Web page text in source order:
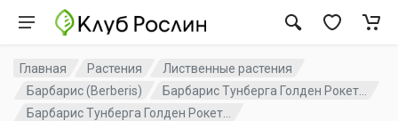
Главная Растения
Лиственные растения
Барбарис (Berberis)
Барбарис Тунберга Голден Рокет...
Барбарис Тунберга Голден Рокет...